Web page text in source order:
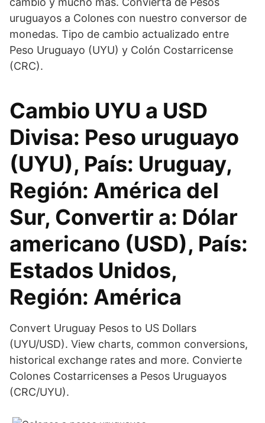
uruguayos a Colones con nuestro conversor de
monedas. Tipo de cambio actualizado entre
Peso Uruguayo (UYU) y Colón Costarricense
(CRC).
Cambio UYU a USD
Divisa: Peso uruguayo
(UYU), País: Uruguay,
Región: América del
Sur, Convertir a: Dólar
americano (USD), País:
Estados Unidos,
Región: América
Convert Uruguay Pesos to US Dollars
(UYU/USD). View charts, common conversions,
historical exchange rates and more. Convierte
Colones Costarricenses a Pesos Uruguayos
(CRC/UYU).